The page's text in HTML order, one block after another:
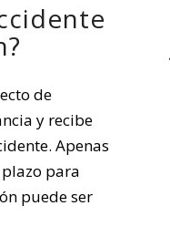
de
y recibe
Apenas
para
puede ser